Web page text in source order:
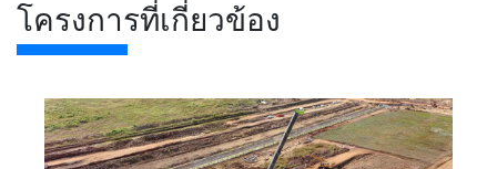
โครงการที่เกี่ยวข้อง